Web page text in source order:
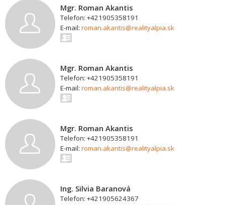
Mgr. Roman Akantis
Telefon: +421905358191
E-mail: roman.akantis@realityalpia.sk
Mgr. Roman Akantis
Telefon: +421905358191
E-mail: roman.akantis@realityalpia.sk
Mgr. Roman Akantis
Telefon: +421905358191
E-mail: roman.akantis@realityalpia.sk
Ing. Silvia Baranová
Telefon: +421905624367